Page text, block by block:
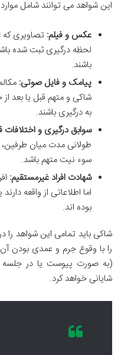
این شواهد می توانند شامل موارد
عکس و فیلم: تصاویری که
لحظه درگیری ثبت شده
باشند.
پیامک و فایل صوتی:
شاکی و متهم قبل یا بعد از
به درگیری باشند.
سوابق درگیری و اختلافات
طولانی مدت میان
سوء نیت متهم باشد.
شهادت افراد غیرمستقیم:
اما اطلاعاتی از واقعه
بوده اند.
شاکی باید تمامی این شواهد را
را با وقوع جرم و عمدی بودن
(به صورت پیوست یا در
شایانی خواهد کرد.